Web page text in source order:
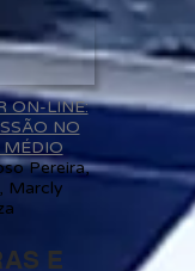
ON-LINE:
NO
MÉDIO
Pereira,
Marcly
E